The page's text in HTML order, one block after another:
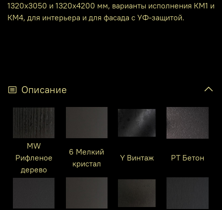
1320х3050 и 1320х4200 мм, варианты исполнения КМ1 и
КМ4, для интерьера и для фасада с УФ-защитой.
Описание
MW
Рифленое
дерево
6 Мелкий
кристал
Y Винтаж PT Бетон